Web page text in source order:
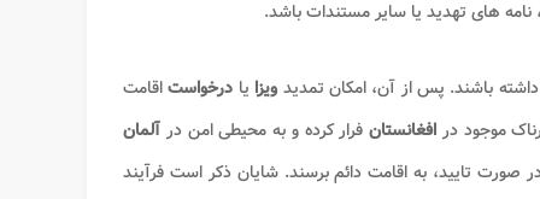
نامه‌ های تهدید یا سایر مستندات باشد.
باشند. پس از آن، امکان تمدید ویزا یا درخواستاقامت
موجود در افغانستان فرار کرده و به محیطی امن در آلمان
صورت تایید، به اقامت دائم برسند. شایان ذکر است فرآیند